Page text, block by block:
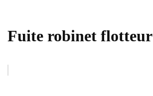
Fuite robinet flotteur